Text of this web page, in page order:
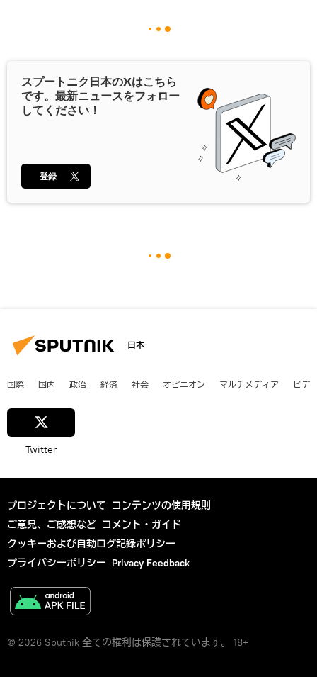
スプートニク日本のXはこちら
です。最新ニュースをフォロー
してください！
登録
日本
国際 国内 政治 経済 社会 オピニオン マルチメディア ビデ
Twitter
プロジェクトについて コンテンツの使用規則
ご意見、ご感想など コメント・ガイド
クッキーおよび自動ログ記録ポリシー
プライバシーポリシー Privacy Feedback
© 2026 Sputnik 全ての権利は保護されています。 18+